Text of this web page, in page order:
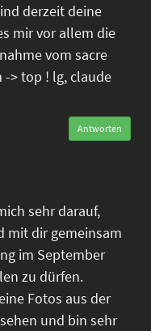
derzeit deine
mir vor allem die
vom sacre
> top ! lg, claude
Antworten
sehr darauf,
mit dir gemeinsam
im September
zu dürfen.
Fotos aus der
und bin sehr